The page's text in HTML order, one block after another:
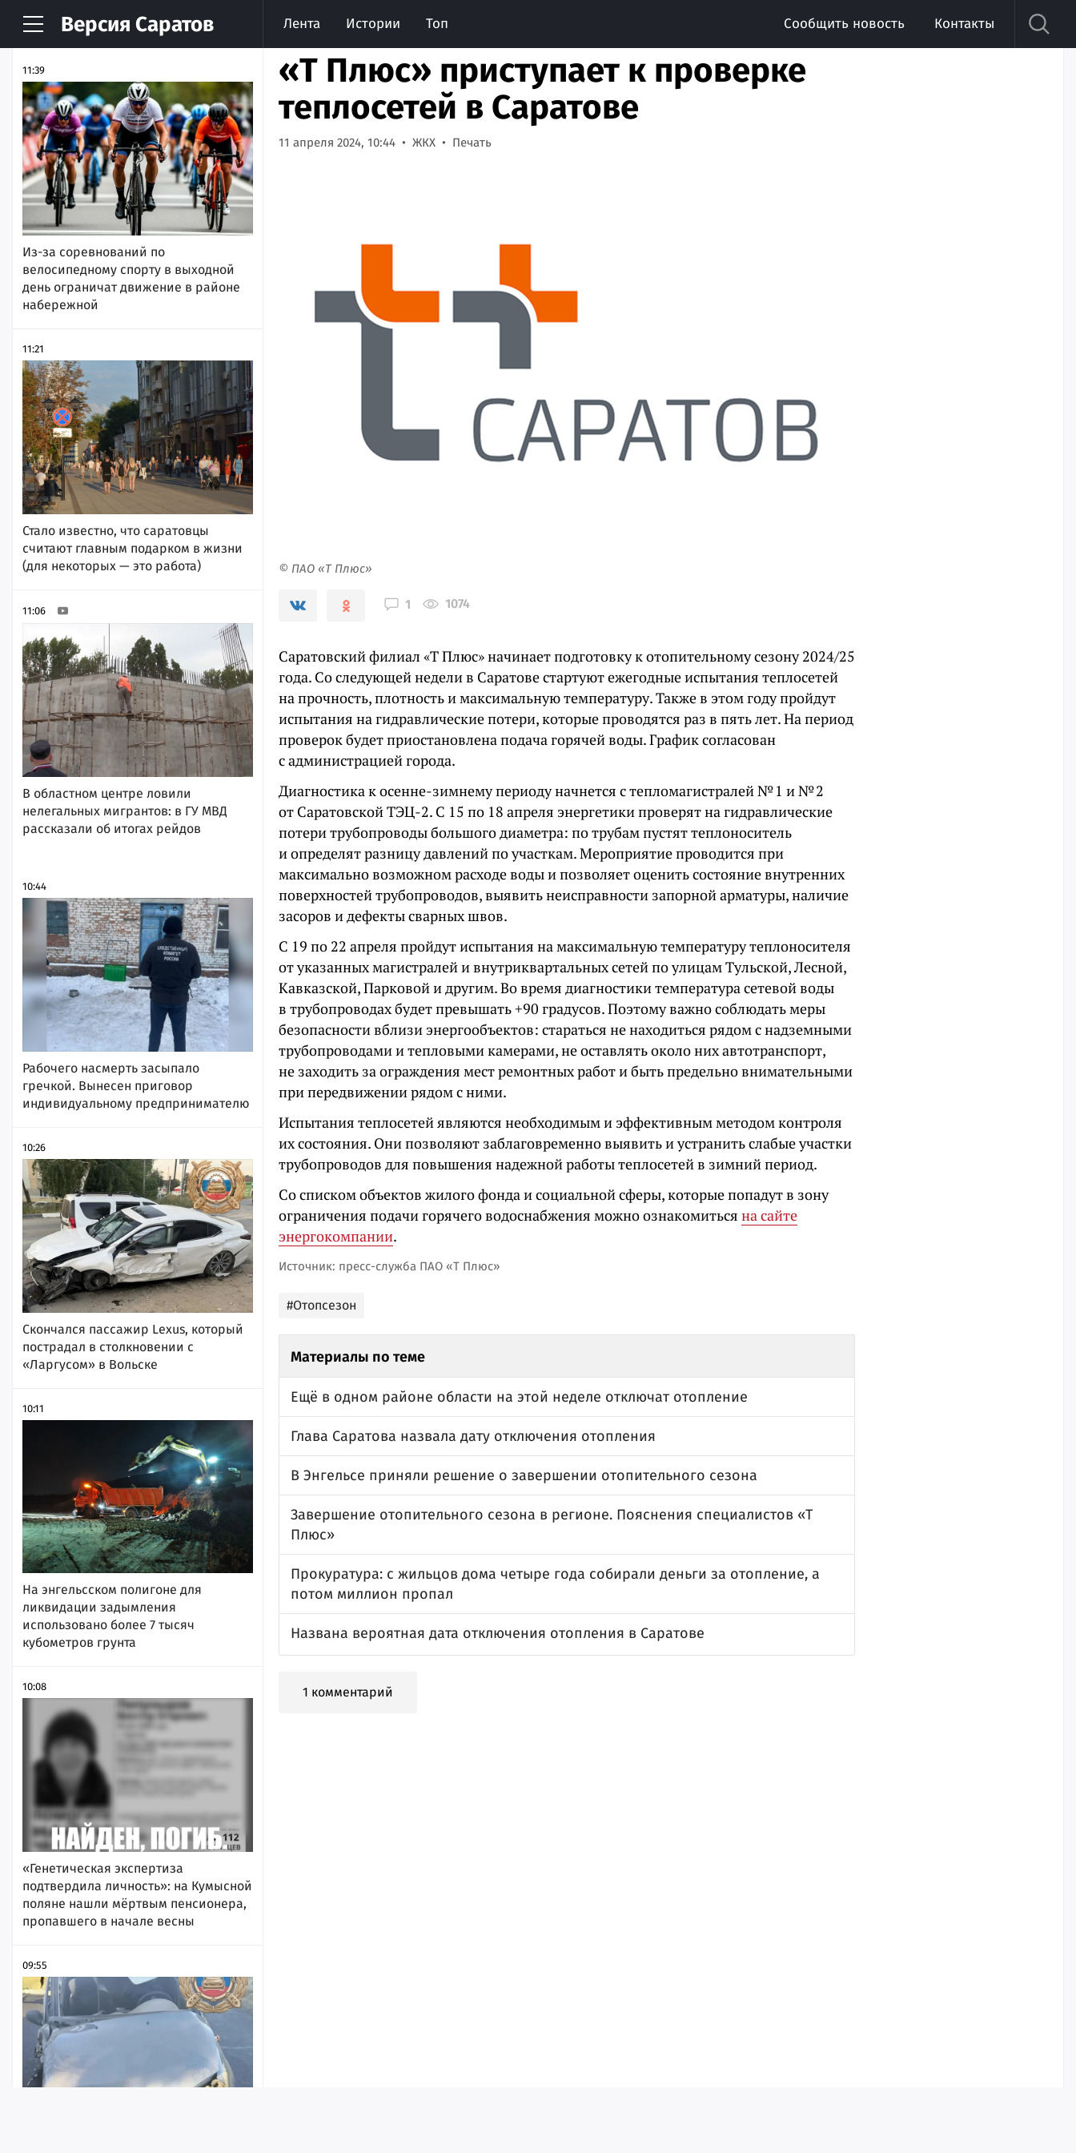
Версия Саратов Лента Истории Топ Сообщить новость Контакты
НОВОСТИ АРХИВ
11:39
Из-за соревнований по
велосипедному спорту в выходной
день ограничат движение в районе
набережной
11:21
Стало известно, что саратовцы
считают главным подарком в жизни
(для некоторых — это работа)
11:06
В областном центре ловили
нелегальных мигрантов: в ГУ МВД
рассказали об итогах рейдов
10:44
Рабочего насмерть засыпало
гречкой. Вынесен приговор
индивидуальному предпринимателю
10:26
Скончался пассажир Lexus, который
пострадал в столкновении с
«Ларгусом» в Вольске
10:11
На энгельсском полигоне для
ликвидации задымления
использовано более 7 тысяч
кубометров грунта
10:08
«Генетическая экспертиза
подтвердила личность»: на Кумысной
поляне нашли мёртвым пенсионера,
пропавшего в начале весны
09:55
«Т Плюс» приступает к проверке
теплосетей в Саратове
11 апреля 2024, 10:44 ЖКХ Печать
© ПАО «Т Плюс»
1 1074
Саратовский филиал «Т Плюс» начинает подготовку к отопительному сезону 2024/25
года. Со следующей недели в Саратове стартуют ежегодные испытания теплосетей
на прочность, плотность и максимальную температуру. Также в этом году пройдут
испытания на гидравлические потери, которые проводятся раз в пять лет. На период
проверок будет приостановлена подача горячей воды. График согласован
с администрацией города.
Диагностика к осенне-зимнему периоду начнется с тепломагистралей № 1 и № 2
от Саратовской ТЭЦ-2. С 15 по 18 апреля энергетики проверят на гидравлические
потери трубопроводы большого диаметра: по трубам пустят теплоноситель
и определят разницу давлений по участкам. Мероприятие проводится при
максимально возможном расходе воды и позволяет оценить состояние внутренних
поверхностей трубопроводов, выявить неисправности запорной арматуры, наличие
засоров и дефекты сварных швов.
С 19 по 22 апреля пройдут испытания на максимальную температуру теплоносителя
от указанных магистралей и внутриквартальных сетей по улицам Тульской, Лесной,
Кавказской, Парковой и другим. Во время диагностики температура сетевой воды
в трубопроводах будет превышать +90 градусов. Поэтому важно соблюдать меры
безопасности вблизи энергообъектов: стараться не находиться рядом с надземными
трубопроводами и тепловыми камерами, не оставлять около них автотранспорт,
не заходить за ограждения мест ремонтных работ и быть предельно внимательными
при передвижении рядом с ними.
Испытания теплосетей являются необходимым и эффективным методом контроля
их состояния. Они позволяют заблаговременно выявить и устранить слабые участки
трубопроводов для повышения надежной работы теплосетей в зимний период.
Со списком объектов жилого фонда и социальной сферы, которые попадут в зону
ограничения подачи горячего водоснабжения можно ознакомиться на сайте
энергокомпании.
Источник: пресс-служба ПАО «Т Плюс»
#Отопсезон
Материалы по теме
Ещё в одном районе области на этой неделе отключат отопление
Глава Саратова назвала дату отключения отопления
В Энгельсе приняли решение о завершении отопительного сезона
Завершение отопительного сезона в регионе. Пояснения специалистов «Т
Плюс»
Прокуратура: с жильцов дома четыре года собирали деньги за отопление, а
потом миллион пропал
Названа вероятная дата отключения отопления в Саратове
1 комментарий